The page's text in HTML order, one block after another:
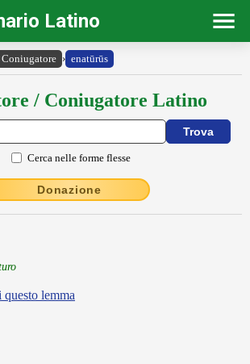
Latino
› enatūrūs
/ Coniugatore Latino
Cerca nelle forme flesse
Donazione
lemma